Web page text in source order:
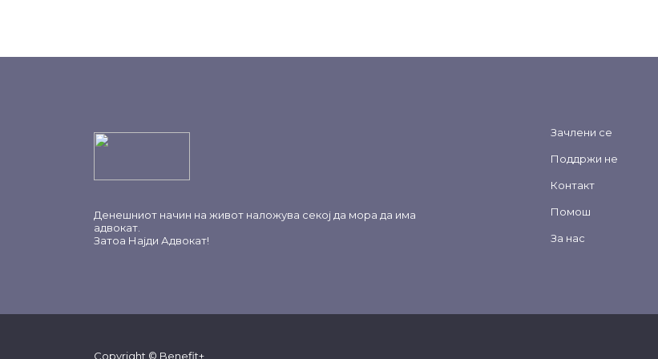
Денешниот начин на живот наложува секој да мора да има
адвокат.
Затоа Најди Адвокат!
Зачлени се
Поддржи не
Контакт
Помош
За нас
Copyright © Benefit+